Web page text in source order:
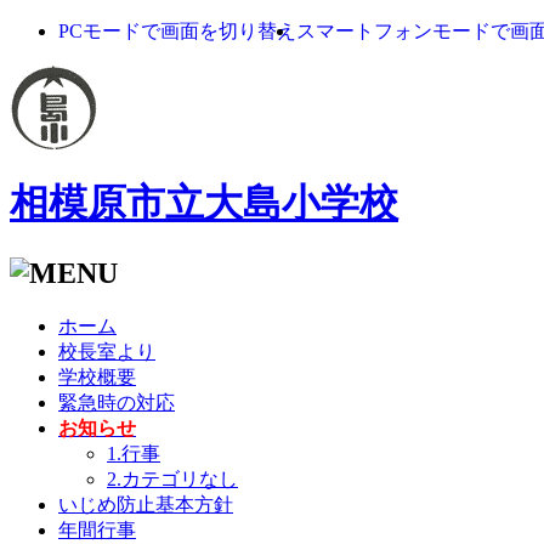
PCモードで画面を切り替え スマートフォンモードで画
相模原市立大島小学校
ホーム
校長室より
学校概要
緊急時の対応
お知らせ
1.行事
2.カテゴリなし
いじめ防止基本方針
年間行事